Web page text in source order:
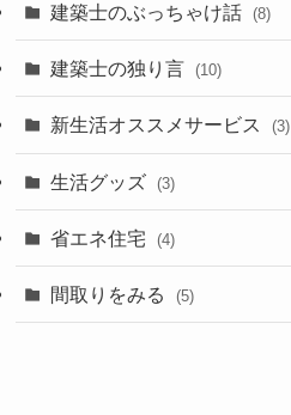
建築士のぶっちゃけ話 (8)
建築士の独り言 (10)
新生活オススメサービス (3)
生活グッズ (3)
省エネ住宅 (4)
間取りをみる (5)